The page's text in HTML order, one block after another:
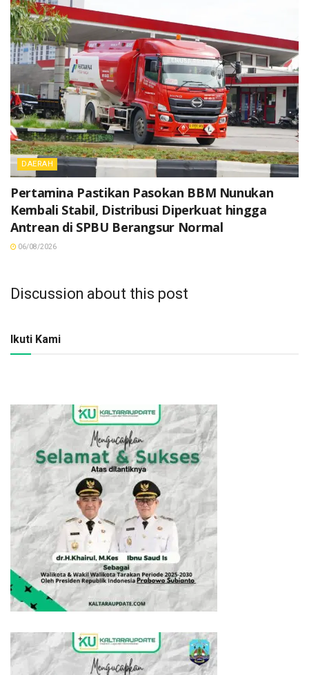
DAERAH
Pertamina Pastikan Pasokan BBM Nunukan
Kembali Stabil, Distribusi Diperkuat hingga
Antrean di SPBU Berangsur Normal
06/08/2026
Discussion about this post
Ikuti Kami